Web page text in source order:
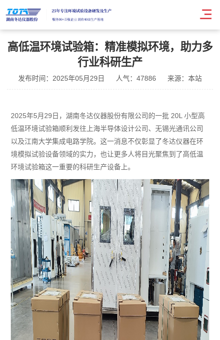
高低温环境试验箱：精准模拟环境，助力多
行业科研生产
发布时间：2025年05月29日 人气：47886 来源：本站
2025年5月29日，湖南冬达仪器股份有限公司的一批 20L 小型高
低温环境试验箱顺利发往上海半导体设计公司、无锡光通讯公司
以及江南大学集成电路学院。这一消息不仅彰显了冬达仪器在环
境模拟试验设备领域的实力，也让更多人将目光聚焦到了高低温
环境试验箱这一重要的科研生产设备上。